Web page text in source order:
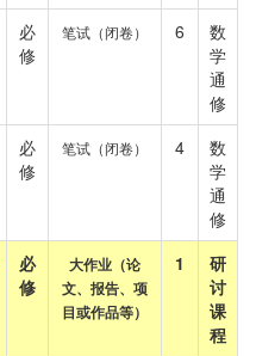
必
修
笔试（闭卷） 6
数
学
通
修
必
修
笔试（闭卷） 4
数
学
通
修
必
修
大作业（论
文、报告、项
目或作品等）
1
研
讨
课
程